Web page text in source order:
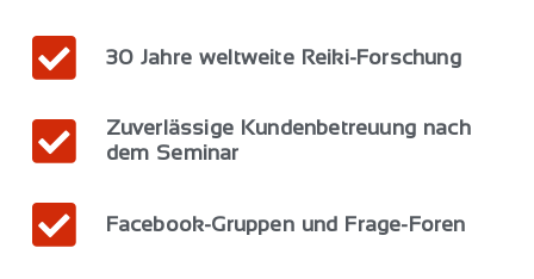
30 Jahre weltweite Reiki-Forschung
Zuverlässige Kundenbetreuung nach
dem Seminar
Facebook-Gruppen und Frage-Foren